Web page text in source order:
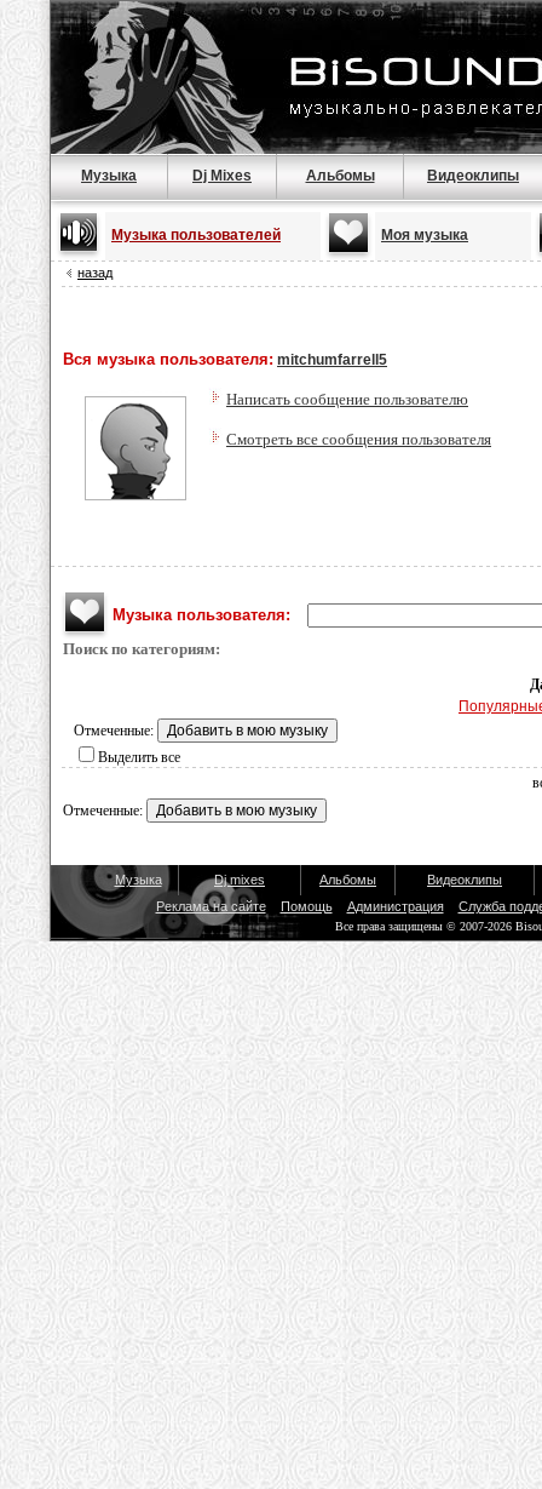
Музыка Dj Mixes Альбомы Видеоклипы
Музыка пользователей Моя музыка
назад
Вся музыка пользователя: mitchumfarrell5
Написать сообщение пользователю
Смотреть все сообщения пользователя
Музыка пользователя:
Поиск по категориям:
Отмеченные:
Выделить все
Отмеченные:
Музыка Dj mixes Альбомы
Видеоклипы
Реклама на сайте
Помощь Администрация Служба
Все права защищены © 2007-2026